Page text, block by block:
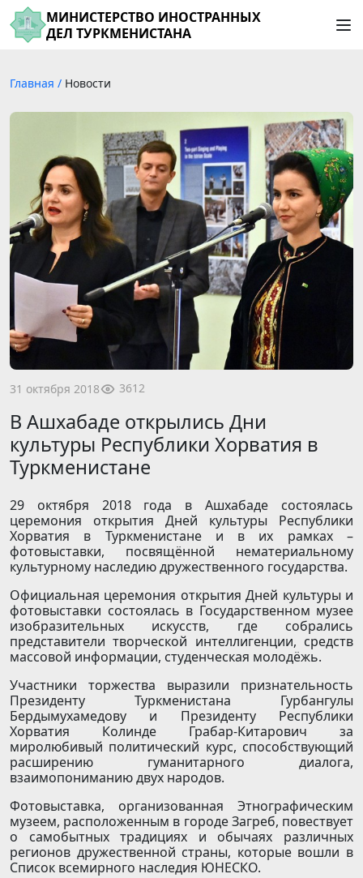
МИНИСТЕРСТВО ИНОСТРАННЫХ
ДЕЛ ТУРКМЕНИСТАНА
Главная / Новости
31 октября 2018 3612
В Ашхабаде открылись Дни
культуры Республики Хорватия в
Туркменистане
29 октября 2018 года в Ашхабаде состоялась
церемония открытия Дней культуры Республики
Хорватия в Туркменистане и в их рамках –
фотовыставки, посвящённой нематериальному
культурному наследию дружественного государства.
Официальная церемония открытия Дней культуры и
фотовыставки состоялась в Государственном музее
изобразительных искусств, где собрались
представители творческой интеллигенции, средств
массовой информации, студенческая молодёжь.
Участники торжества выразили признательность
Президенту Туркменистана Гурбангулы
Бердымухамедову и Президенту Республики
Хорватия Колинде Грабар-Китарович за
миролюбивый политический курс, способствующий
расширению гуманитарного диалога,
взаимопониманию двух народов.
Фотовыставка, организованная Этнографическим
музеем, расположенным в городе Загреб, повествует
о самобытных традициях и обычаях различных
регионов дружественной страны, которые вошли в
Список всемирного наследия ЮНЕСКО.